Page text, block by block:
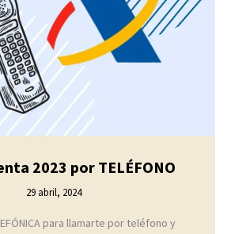
2023 por TELÉFONO
29 abril, 2024
para llamarte por teléfono y